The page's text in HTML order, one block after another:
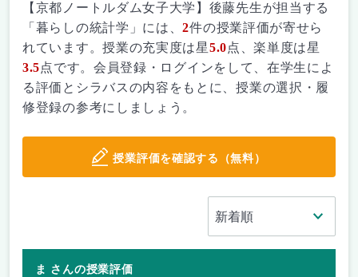
【京都ノートルダム女子大学】後藤先生が担当する
「暮らしの統計学」には、2件の授業評価が寄せら
れています。授業の充実度は星5.0点、楽単度は星
3.5点です。会員登録・ログインをして、在学生によ
る評価とシラバスの内容をもとに、授業の選択・履
修登録の参考にしましょう。
授業評価を確認する（無料）
ま さんの授業評価